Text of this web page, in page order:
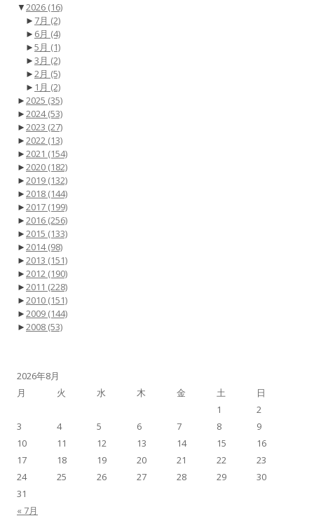
▼2026 (16)
► 7月 (2)
► 6月 (4)
►5月 (1)
►3月 (2)
►2月 (5)
► 1月 (2)
►2025 (35)
►2024(53)
►2023 (27)
►2022 (13)
►2021 (154)
►2020 (182)
►2019 (132)
►2018 (144)
►2017 (199)
►2016 (256)
►2015 (133)
►2014(98)
►2013 (151)
►2012 (190)
►2011 (228)
►2010 (151)
►2009 (144)
►2008 (53)
2026年8月
月
火 水 木 金 土 日
« 7月
1
2
3
4 5 6 7 8
9
10
11 12 13 14 15
16
17
18 19 20 21 22
23
24
25 26 27 28 29
30
31